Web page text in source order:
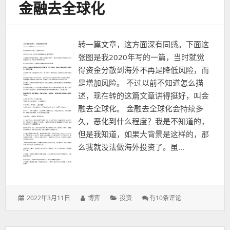
金融去全球化
转一篇文章，这方面深有同感。下面这
张图是我2020年写的一篇，当时就觉
得资金分散到海外不再是降低风险，而
是增加风险。 不过以前不知道怎么描
述，现在转的这篇文章讲得挺好，叫金
融去全球化。 金融去全球化会持续多
久，恶化到什么程度？我是不知道的，
但是我知道，如果大背景是这样的，那
么我就没法做海外投资了。虽…
发
2022年3月11日
作
博弈
分
投资
金
全
有10条评论